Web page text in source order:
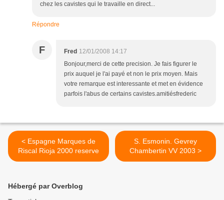
chez les cavistes qui le travaille en direct...
Répondre
F Fred 12/01/2008 14:17
Bonjour,merci de cette precision. Je fais figurer le
prix auquel je l'ai payé et non le prix moyen. Mais
votre remarque est interessante et met en évidence
parfois l'abus de certains cavistes.amitiésfrederic
< Espagne Marques de
Riscal Rioja 2000 reserve
S. Esmonin. Gevrey
Chambertin VV 2003 >
Hébergé par Overblog